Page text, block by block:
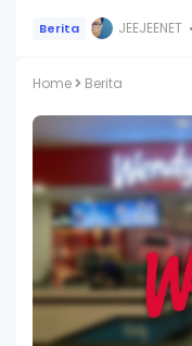
Berita JEEJEENET
Home Berita